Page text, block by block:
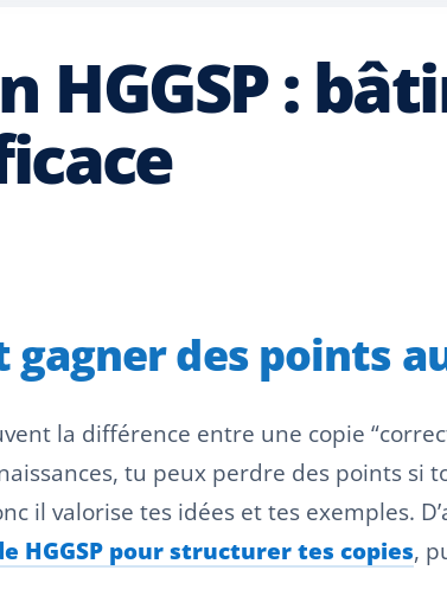
HGGSP :
des points au
la différence entre une copie
tu peux perdre des points si
il valorise tes idées et tes exemples.
HGGSP pour structurer tes copies,